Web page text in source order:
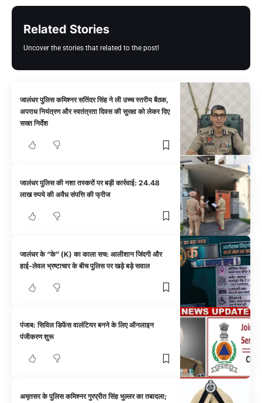
Related Stories
Uncover the stories that related to the post!
जालंधर पुलिस कमिश्नर सतिंदर सिंह ने ली उच्च स्तरीय बैठक,
अपराध नियंत्रण और स्वतंत्रता दिवस की सुरक्षा को लेकर दिए
सख्त निर्देश
जालंधर पुलिस की नशा तस्करों पर बड़ी कार्रवाई: 24.48
लाख रुपये की अवैध संपत्ति की फ्रीज
जालंधर के “के” (K) का काला सच: आलीशान जिंदगी और
हाई-लेवल भ्रष्टाचार के बीच पुलिस पर खड़े बड़े सवाल
पंजाब: सिविल डिफेंस वालंटियर बनने के लिए ऑनलाइन
पंजीकरण शुरू
अमृतसर के पुलिस कमिश्नर गुरप्रीत सिंह भुल्लर का तबादला;